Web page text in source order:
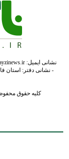
- نشانی دفتر: استان
کلیه حقوق